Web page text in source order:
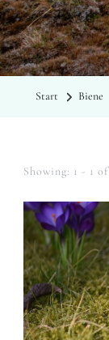
Start Biene
Showing: 1 - 1